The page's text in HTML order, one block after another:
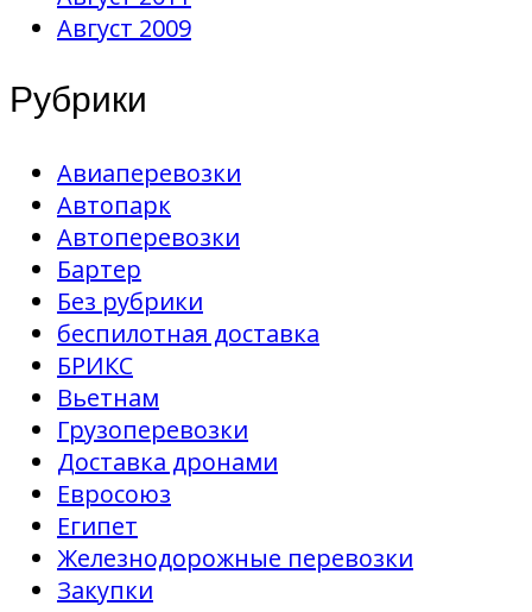
Август 2009
Рубрики
Авиаперевозки
Автопарк
Автоперевозки
Бартер
Без рубрики
беспилотная доставка
БРИКС
Вьетнам
Грузоперевозки
Доставка дронами
Евросоюз
Египет
Железнодорожные перевозки
Закупки